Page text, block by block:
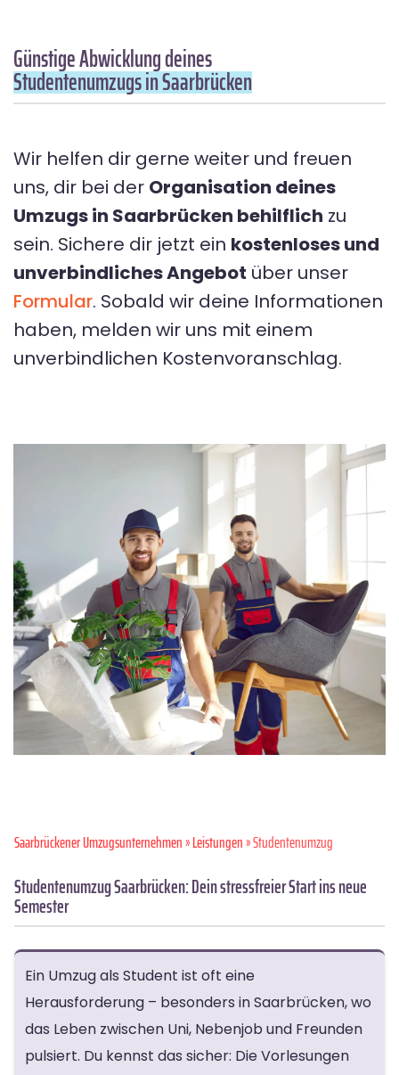
Günstige Abwicklung deines
Studentenumzugs in Saarbrücken
Wir helfen dir gerne weiter und freuen
uns, dir bei der Organisation deines
Umzugs in Saarbrücken behilflich zu
sein. Sichere dir jetzt ein kostenloses und
unverbindliches Angebot über unser
Formular. Sobald wir deine Informationen
haben, melden wir uns mit einem
unverbindlichen Kostenvoranschlag.
Saarbrückener Umzugsunternehmen»Leistungen» Studentenumzug
Studentenumzug Saarbrücken: Dein stressfreier Start ins neue
Semester
Ein Umzug als Student ist oft eine
Herausforderung – besonders in Saarbrücken, wo
das Leben zwischen Uni, Nebenjob und Freunden
pulsiert. Du kennst das sicher: Die Vorlesungen